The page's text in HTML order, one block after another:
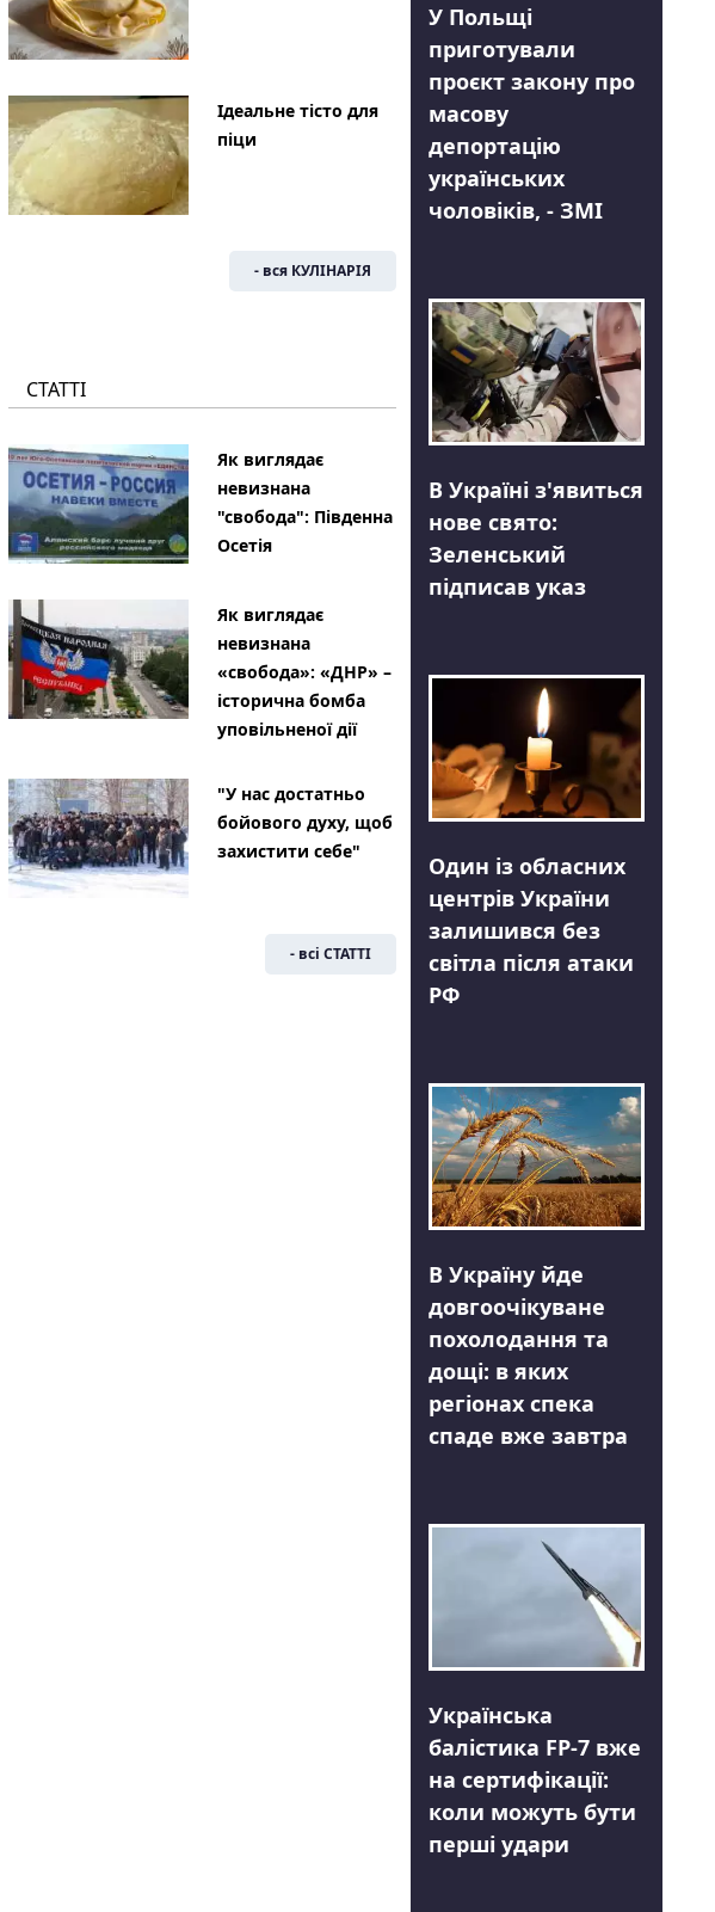
Ідеальне тісто для
піци
- вся КУЛІНАРІЯ
СТАТТІ
Як виглядає
невизнана
"свобода": Південна
Осетія
Як виглядає
невизнана
«свобода»: «ДНР» –
історична бомба
уповільненої дії
"У нас достатньо
бойового духу, щоб
захистити себе"
- всі СТАТТІ
У Польщі
приготували
проєкт закону про
масову
депортацію
українських
чоловіків, - ЗМІ
В Україні з'явиться
нове свято:
Зеленський
підписав указ
Один із обласних
центрів України
залишився без
світла після атаки
РФ
В Україну йде
довгоочікуване
похолодання та
дощі: в яких
регіонах спека
спаде вже завтра
Українська
балістика FP-7 вже
на сертифікації:
коли можуть бути
перші удари